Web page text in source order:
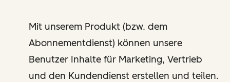
Mit unserem Produkt (bzw. dem
Abonnementdienst) können unsere
Benutzer Inhalte für Marketing, Vertrieb
und den Kundendienst erstellen und teilen.